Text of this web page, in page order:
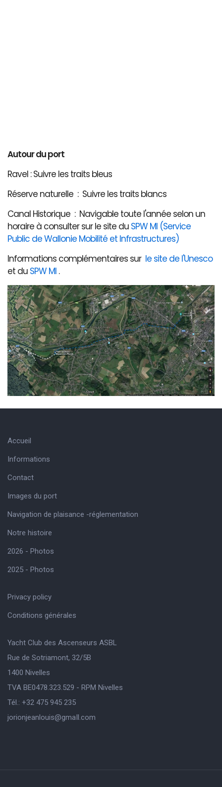
Autour du port
Ravel : Suivre les traits bleus
Réserve naturelle : Suivre les traits blancs
Canal Historique : Navigable toute l'année selon un
horaire à consulter sur le site du SPW MI (Service
Public de Wallonie Mobilité et Infrastructures)
Informations complémentaires sur le site de l'Unesco
et du SPW MI .
Accueil
Informations
Contact
Images du port
Navigation de plaisance -réglementation
Notre histoire
2026 - Photos
2025 - Photos
Privacy policy
Conditions générales
Yacht Club des Ascenseurs ASBL
Rue de Sotriamont, 32/5B
1400 Nivelles
TVA BE0478.323.529 - RPM Nivelles
Tél.: +32 475 945 235
jorionjeanlouis@gmaIl.com